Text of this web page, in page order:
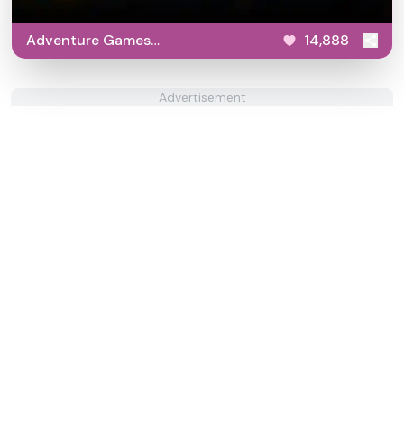
Adventure Games
Geometry Dash
14,888
Advertisement